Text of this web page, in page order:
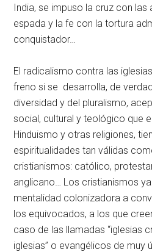
India, se impuso la cruz con las
espada y la fe con la tortura
conquistador…
El radicalismo contra las
freno si se desarrolla, de
diversidad y del pluralismo,
social, cultural y teológico que
Hinduismo y otras religiones,
espiritualidades tan válidas
cristianismos: católico,
anglicano… Los cristianismos
mentalidad colonizadora a
los equivocados, a los que
caso de las llamadas “iglesias
iglesias” o evangélicos de muy